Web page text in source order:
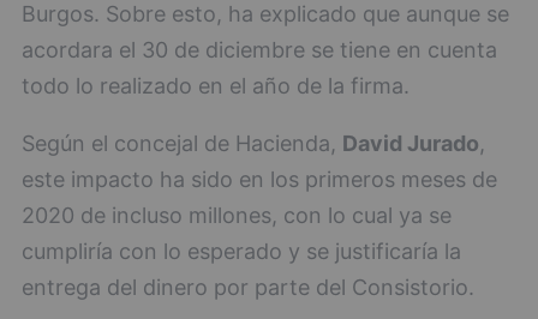
Burgos. Sobre esto, ha explicado que aunque se
acordara el 30 de diciembre se tiene en cuenta
todo lo realizado en el año de la firma.
Según el concejal de Hacienda, David Jurado,
este impacto ha sido en los primeros meses de
2020 de incluso millones, con lo cual ya se
cumpliría con lo esperado y se justificaría la
entrega del dinero por parte del Consistorio.